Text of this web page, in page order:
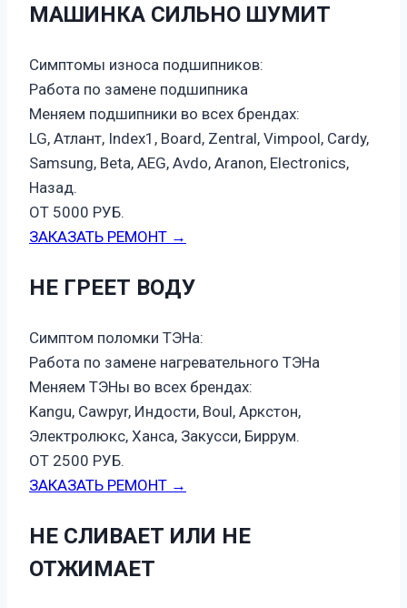
МАШИНКА СИЛЬНО ШУМИТ
Симптомы износа подшипников:
Работа по замене подшипника
Меняем подшипники во всех брендах:
LG, Атлант, Index1, Board, Zentral, Vimpool, Cardy,
Samsung, Beta, AEG, Avdo, Aranon, Electronics,
Назад.
ОТ 5000 РУБ.
ЗАКАЗАТЬ РЕМОНТ →
НЕ ГРЕЕТ ВОДУ
Симптом поломки ТЭНа:
Работа по замене нагревательного ТЭНа
Меняем ТЭНы во всех брендах:
Kangu, Cawpyr, Индости, Boul, Аркстон,
Электролюкс, Ханса, Закусси, Биррум.
ОТ 2500 РУБ.
ЗАКАЗАТЬ РЕМОНТ →
НЕ СЛИВАЕТ ИЛИ НЕ
ОТЖИМАЕТ